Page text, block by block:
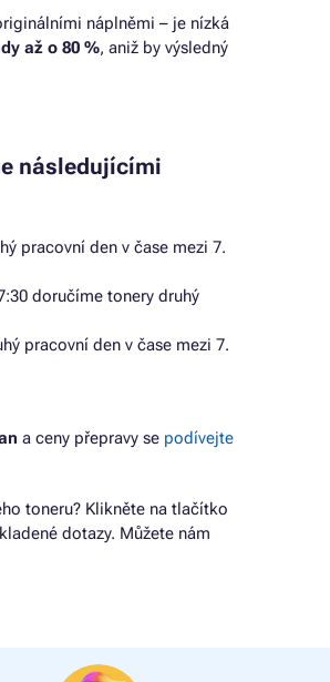
náplněmi – je nízká
až o 80 %, aniž by výsledný
následujícími
pracovní den v čase mezi 7.
doručíme tonery druhý
pracovní den v čase mezi 7.
a ceny přepravy se podívejte
toneru? Klikněte na tlačítko
dotazy. Můžete nám